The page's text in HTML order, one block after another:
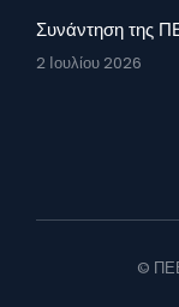
Συνάντηση της
2 Ιουλίου 2026
©